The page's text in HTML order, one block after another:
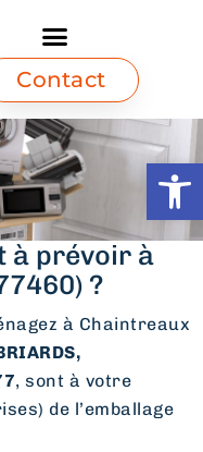
Ouvrir
Contact
à prévoir à
?
à Chaintreaux
, sont à votre
de l’emballage